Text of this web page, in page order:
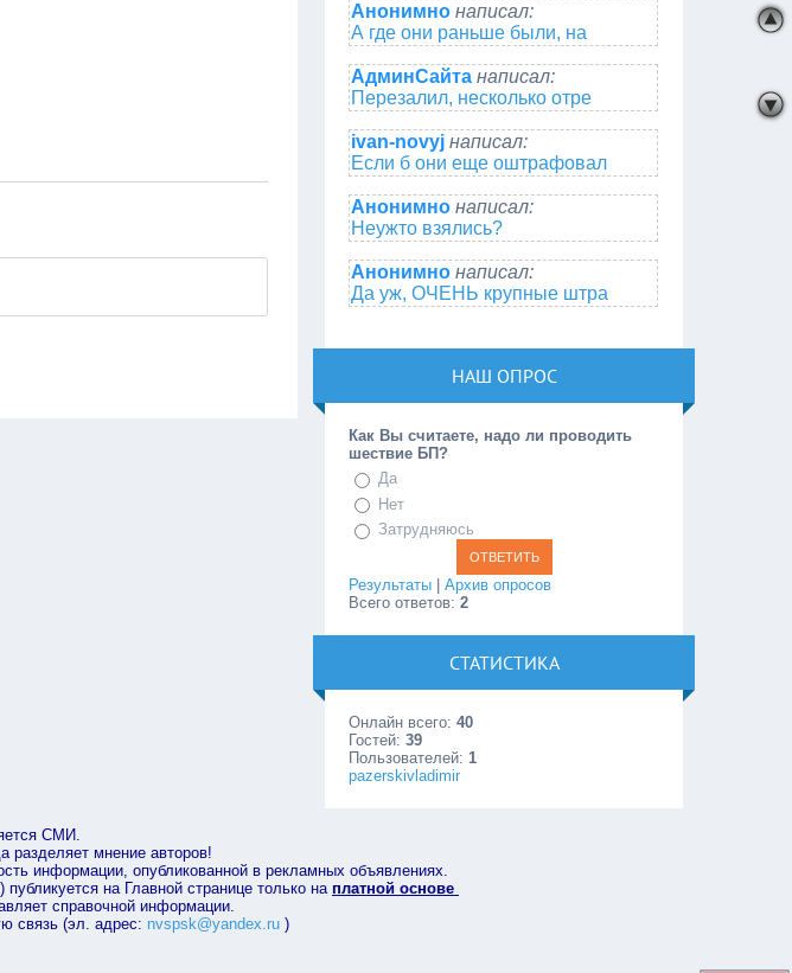
Анонимно написал:
А где они раньше были, на
АдминСайта написал:
Перезалил, несколько отре
ivan-novyj написал:
Если б они еще оштрафовал
Анонимно написал:
Неужто взялись?
Анонимно написал:
Да уж, ОЧЕНЬ крупные штра
НАШ ОПРОС
Как Вы считаете, надо ли проводить
шествие БП?
Да
Нет
Затрудняюсь
Результаты |Архив опросов
Всего ответов:2
СТАТИСТИКА
Онлайн всего:40
Гостей:39
Пользователей: 1
pazerskivladimir
СМИ.
разделяет мнение авторов!
информации, опубликованной в рекламных объявлениях.
на Главной странице только на платной основе
справочной информации.
связь (эл. адрес: nvspsk@yandex.ru)